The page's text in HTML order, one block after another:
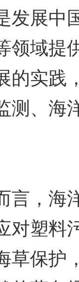
发展中
领域提
的实践
测、海
，海
对塑料
草保护